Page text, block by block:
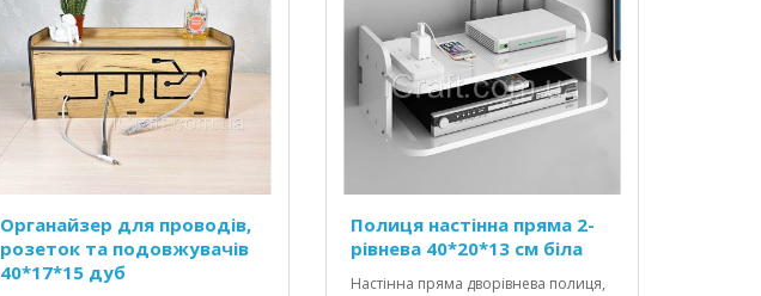
Органайзер для проводів,
розеток та подовжувачів
40*17*15 дуб
Полиця настінна пряма 2-
рівнева 40*20*13 см біла
Настінна пряма дворівнева полиця,